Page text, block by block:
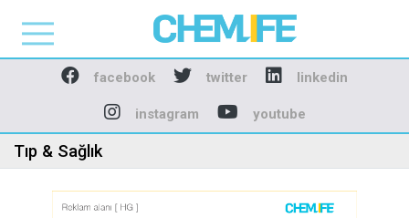
Chemlife - Basılı ve
facebook twitter linkedin
instagram youtube
Tıp & Sağlık